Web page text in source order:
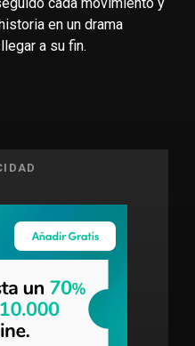
en un drama
a su fin.